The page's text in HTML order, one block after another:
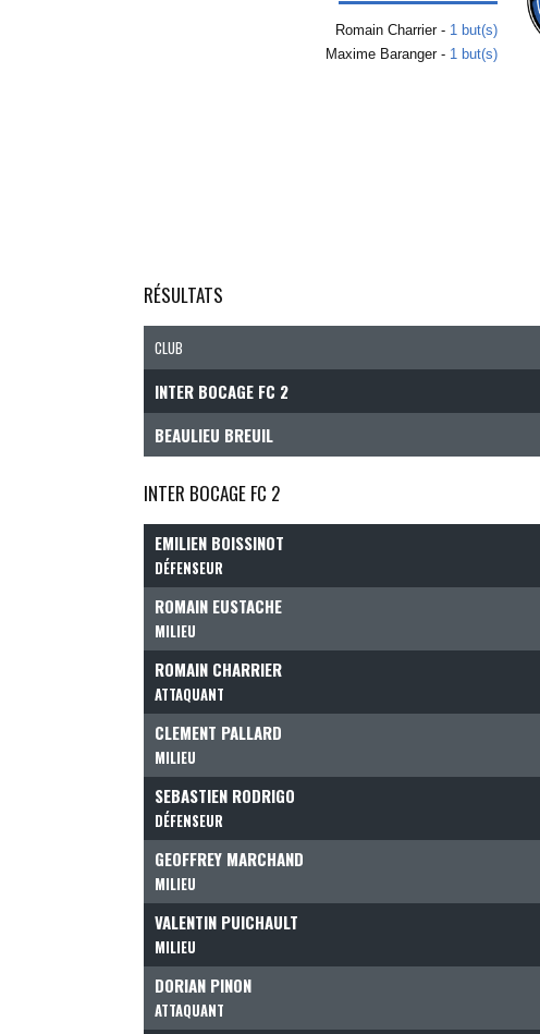
Romain Charrier - 1 but(s)
Maxime Baranger - 1 but(s)
RÉSULTATS
CLUB
INTER BOCAGE FC 2
BEAULIEU BREUIL
INTER BOCAGE FC 2
EMILIEN BOISSINOT
DÉFENSEUR
ROMAIN EUSTACHE
MILIEU
ROMAIN CHARRIER
ATTAQUANT
CLEMENT PALLARD
MILIEU
SEBASTIEN RODRIGO
DÉFENSEUR
GEOFFREY MARCHAND
MILIEU
VALENTIN PUICHAULT
MILIEU
DORIAN PINON
ATTAQUANT